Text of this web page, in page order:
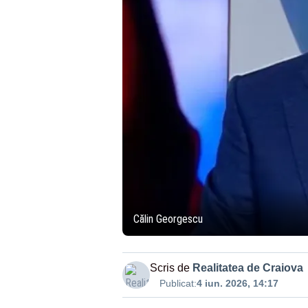
Călin Georgescu
Scris de Realitatea de Craiova
Publicat:4 iun. 2026, 14:17